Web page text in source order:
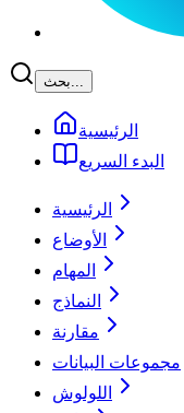
بحث...
الرئيسية
البدء السريع
الرئيسية
الأوضاع
المهام
النماذج
مقارنة
مجموعات البيانات
اللولوش